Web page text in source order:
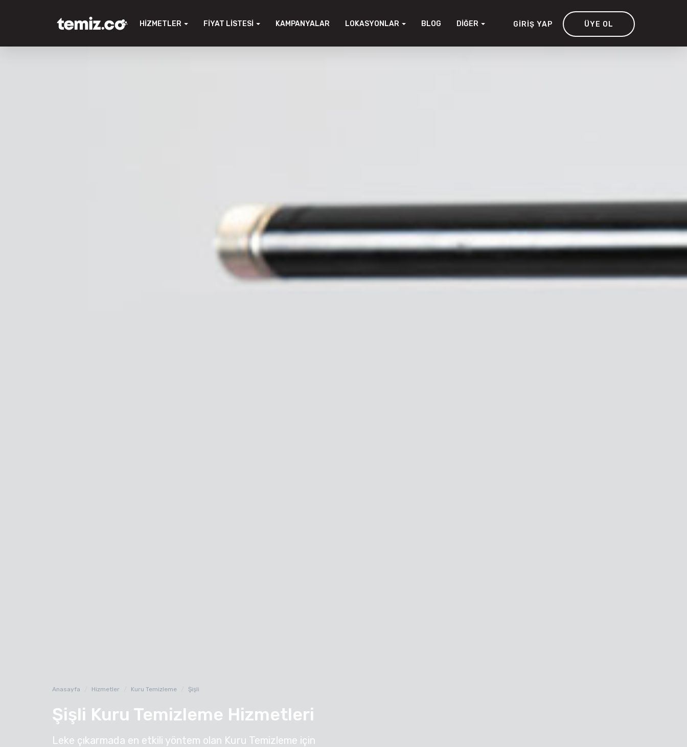
HIZMETLER FIYAT LISTESI KAMPANYALAR LOKASYONLAR BLOG DIĞER GIRIŞ YAP ÜYE OL
Anasayfa Hizmetler Kuru Temizleme Şişli
Şişli Kuru Temizleme Hizmetleri
Leke çıkarmada en etkili yöntem olan Kuru Temizleme için